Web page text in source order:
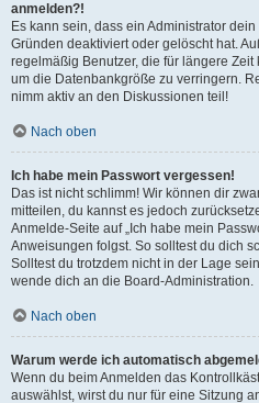
anmelden?!
Es kann sein, dass ein Administrator
Gründen deaktiviert oder gelöscht hat.
regelmäßig Benutzer, die für längere
um die Datenbankgröße zu verringern.
nimm aktiv an den Diskussionen teil!
Nach oben
Ich habe mein Passwort vergessen!
Das ist nicht schlimm! Wir können dir
mitteilen, du kannst es jedoch
Anmelde-Seite auf „Ich habe mein
Anweisungen folgst. So solltest du dich
Solltest du trotzdem nicht in der Lage
wende dich an die Board-Administration.
Nach oben
Warum werde ich automatisch
Wenn du beim Anmelden das
auswählst, wirst du nur für eine Sitzung